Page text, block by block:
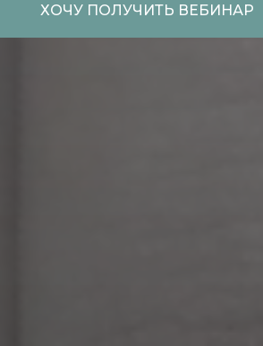
ХОЧУ ПОЛУЧИТЬ ВЕБИНАР